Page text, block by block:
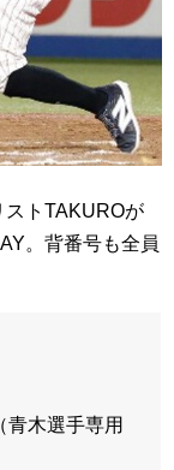
ストTAKUROが
。背番号も全員
木選手専用